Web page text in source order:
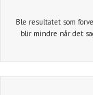
Ble resultatet som
blir mindre når det